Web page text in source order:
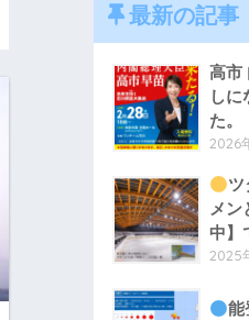
最新の記事
高市
しに
た。
2026
ツ
メン
中】
2025
能